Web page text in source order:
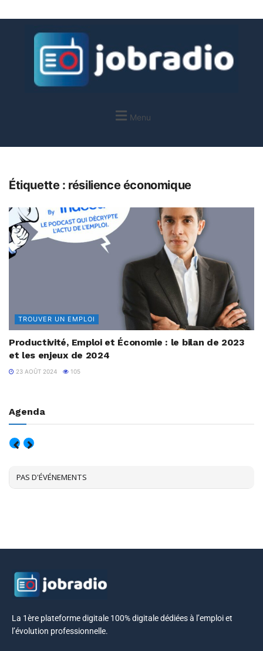
Menu
Étiquette : résilience économique
TROUVER UN EMPLOI
Productivité, Emploi et Économie : le bilan de 2023
et les enjeux de 2024
23 AOÛT 2024 105
Agenda
PAS D'ÉVÉNEMENTS
La 1ère plateforme digitale 100% digitale dédiées à l’emploi et
l’évolution professionnelle.